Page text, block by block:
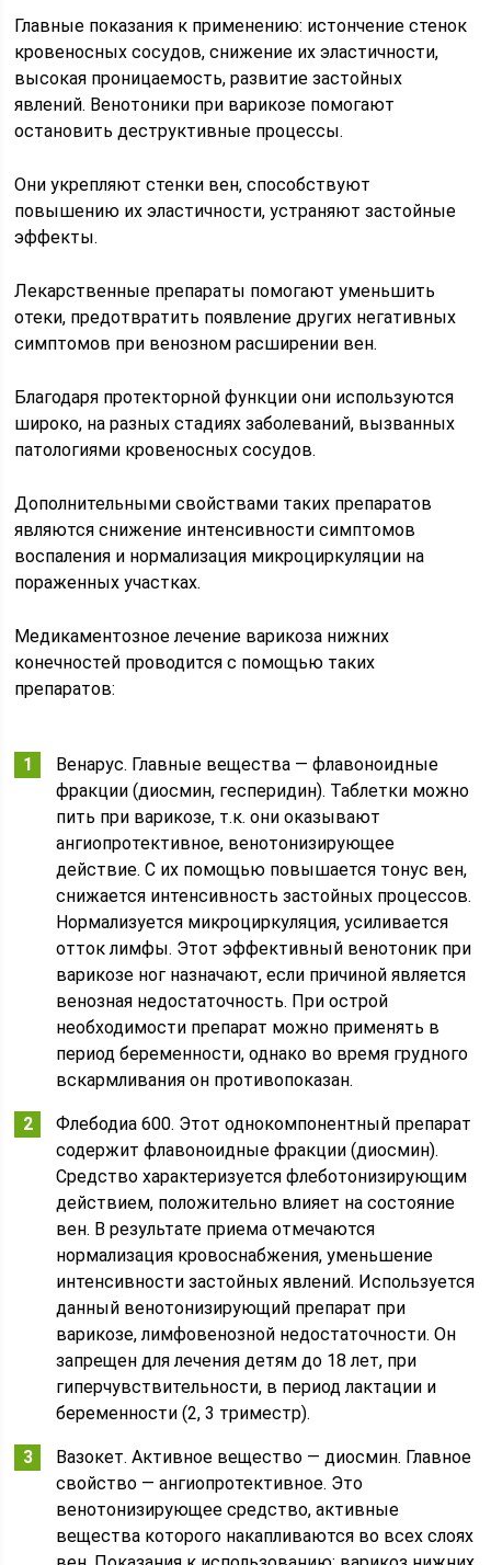
Главные показания к применению: истончение стенок
кровеносных сосудов, снижение их эластичности,
высокая проницаемость, развитие застойных
явлений. Венотоники при варикозе помогают
остановить деструктивные процессы.
Они укрепляют стенки вен, способствуют
повышению их эластичности, устраняют застойные
эффекты.
Лекарственные препараты помогают уменьшить
отеки, предотвратить появление других негативных
симптомов при венозном расширении вен.
Благодаря протекторной функции они используются
широко, на разных стадиях заболеваний, вызванных
патологиями кровеносных сосудов.
Дополнительными свойствами таких препаратов
являются снижение интенсивности симптомов
воспаления и нормализация микроциркуляции на
пораженных участках.
Медикаментозное лечение варикоза нижних
конечностей проводится с помощью таких
препаратов:
Венарус. Главные вещества — флавоноидные
фракции (диосмин, гесперидин). Таблетки можно
пить при варикозе, т.к. они оказывают
ангиопротективное, венотонизирующее
действие. С их помощью повышается тонус вен,
снижается интенсивность застойных процессов.
Нормализуется микроциркуляция, усиливается
отток лимфы. Этот эффективный венотоник при
варикозе ног назначают, если причиной является
венозная недостаточность. При острой
необходимости препарат можно применять в
период беременности, однако во время грудного
вскармливания он противопоказан.
Флебодиа 600. Этот однокомпонентный препарат
содержит флавоноидные фракции (диосмин).
Средство характеризуется флеботонизирующим
действием, положительно влияет на состояние
вен. В результате приема отмечаются
нормализация кровоснабжения, уменьшение
интенсивности застойных явлений. Используется
данный венотонизирующий препарат при
варикозе, лимфовенозной недостаточности. Он
запрещен для лечения детям до 18 лет, при
гиперчувствительности, в период лактации и
беременности (2, 3 триместр).
Вазокет. Активное вещество — диосмин. Главное
свойство — ангиопротективное. Это
венотонизирующее средство, активные
вещества которого накапливаются во всех слоях